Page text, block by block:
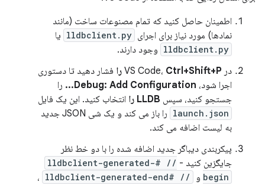
اطمینان حاصل کنید که تمام مصنوعات ساخت (مانند
نمادها) مورد نیاز برای اجرای lldbclient.py یا
lldbclient.py وجود دارند.
در VS Code، Ctrl+Shift+P را
فشار دهید تا دستوری
اجرا شود، Debug: Add Configuration...
را
جستجو کنید، سپس LLDB را انتخاب کنید. این یک فایل
launch.json
را باز می کند و یک شی JSON جدید
به لیست اضافه می کند.
پیکربندی دیباگر جدید اضافه شده را با دو خط نظر
جایگزین کنید -
// #lldbclient-generated-
begin و // #lldbclient-generated-end
،